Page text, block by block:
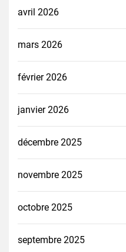
avril 2026
mars 2026
février 2026
janvier 2026
décembre 2025
novembre 2025
octobre 2025
septembre 2025